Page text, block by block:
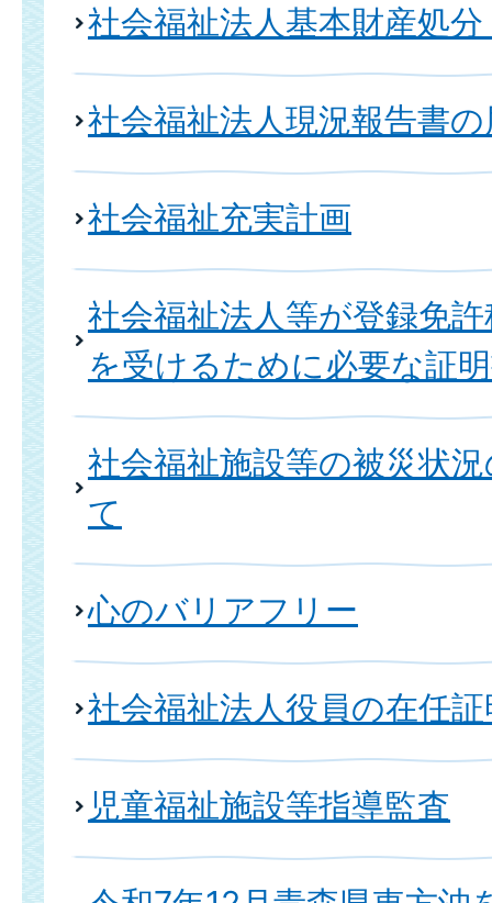
社会福祉法人基本財産処
社会福祉法人現況報告書
社会福祉充実計画
社会福祉法人等が登録免
を受けるために必要な証
社会福祉施設等の被災状
て
心のバリアフリー
社会福祉法人役員の在任証
児童福祉施設等指導監査